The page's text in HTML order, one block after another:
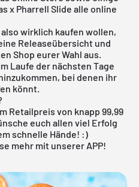
x Pharrell Slide alle online
wirklich kaufen wollen,
Releaseübersicht und
Shop eurer Wahl aus.
Laufe der nächsten Tage
bei denen ihr
könnt.
Retailpreis von knapp 99,99
euch allen viel Erfolg
schnelle Hände! :)
mehr mit unserer APP!